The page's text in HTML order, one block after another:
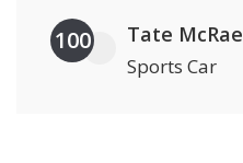
100 Tate McRae
Sports Car